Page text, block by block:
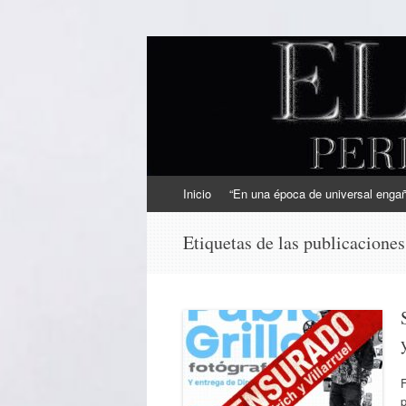
EL SINDICAL
Periodismo Inteligente
al
Inicio “En una época de universal
Etiquetas de las